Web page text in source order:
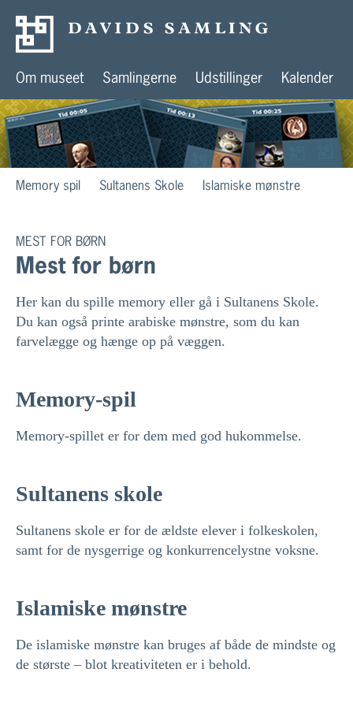
Om museet Samlingerne Udstillinger Kalender
Memory spil Sultanens Skole Islamiske mønstre
MEST FOR BØRN
Mest for børn
Her kan du spille memory eller gå i Sultanens Skole.
Du kan også printe arabiske mønstre, som du kan
farvelægge og hænge op på væggen.
Memory-spil
Memory-spillet er for dem med god hukommelse.
Sultanens skole
Sultanens skole er for de ældste elever i folkeskolen,
samt for de nysgerrige og konkurrencelystne voksne.
Islamiske mønstre
De islamiske mønstre kan bruges af både de mindste og
de største – blot kreativiteten er i behold.